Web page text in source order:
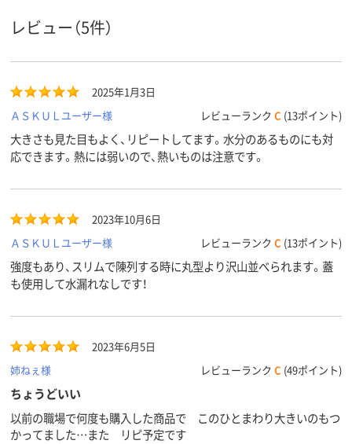
ループ
耐熱温度 60℃、60
レビュー（5件）
2025年1月3日
ＡＳＫＵＬユーザー様
レビューランク C (13ポイント)
大きさも見た目もよく、リピートしてます。水分のあるものにも対
応できます。熱には弱いので、熱いものは注意です。
2023年10月6日
ＡＳＫＵＬユーザー様
レビューランク C (13ポイント)
強度もあり、スリムで陳列する時に丸型より沢山並べられます。蓋
も使用して水漏れなしです！
2023年6月5日
姉ねぇ様
レビューランク C (49ポイント)
ちょうどいい
以前の職場で何度も購入した商品で このひとまわり大きいのもつ
かってました…また リピ予定です